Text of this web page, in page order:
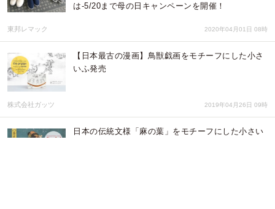
は-5/20まで母の日キャンペーンを開催！
東邦レマック 2020年04月01日 08時
【日本最古の漫画】鳥獣戯画をモチーフにした小さ
いふ発売
株式会社ガッツ 2019年04月26日 09時
日本の伝統文様「麻の葉」をモチーフにした小さい